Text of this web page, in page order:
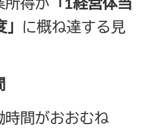
所得が「1経営体当
に概ね達する見
時間がおおむね